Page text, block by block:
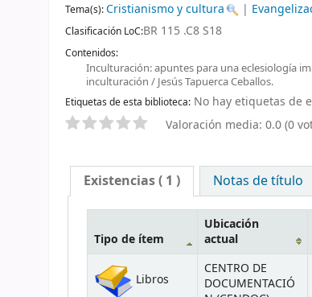
Tema(s):Cristianismo y cultura |
Clasificación LoC:BR 115 .C8 S18
Contenidos:
Inculturación: apuntes para una eclesiología
inculturación / Jesús Tapuerca Ceballos.
Etiquetas de esta biblioteca: No hay etiquetas de
Valoración media: 0.0 (0
Existencias( 1 ) Notas de título
Tipo de ítem
Ubicación
actual
Libros
CENTRO DE
DOCUMENTACIÓ